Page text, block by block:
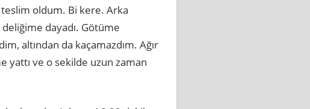
teslim oldum. Bi kere. Arka
dayadı. Götüme
altından da kaçamazdım. Ağır
yattı ve o sekilde uzun zaman